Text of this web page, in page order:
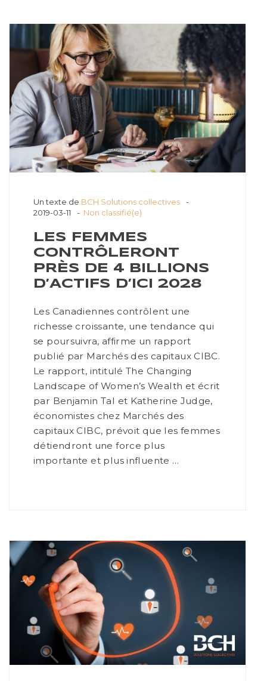
Un texte de BCH Solutions collectives
2019-03-11
Non classifié(e)
LES FEMMES
CONTRÔLERONT
PRÈS DE 4 BILLIONS
D’ACTIFS D’ICI 2028
Les Canadiennes contrôlent une
richesse croissante, une tendance qui
se poursuivra, affirme un rapport
publié par Marchés des capitaux CIBC.
Le rapport, intitulé The Changing
Landscape of Women’s Wealth et écrit
par Benjamin Tal et Katherine Judge,
économistes chez Marchés des
capitaux CIBC, prévoit que les femmes
détiendront une force plus
importante et plus influente …